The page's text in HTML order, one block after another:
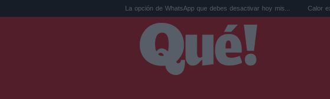
La opción de WhatsApp que debes desactivar hoy mis... Calor extremo y